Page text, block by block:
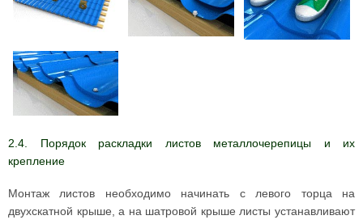
2.4. Порядок раскладки листов металлочерепицы и их
крепление
Монтаж листов необходимо начинать с левого торца на
двухскатной крыше, а на шатровой крыше листы устанавливают